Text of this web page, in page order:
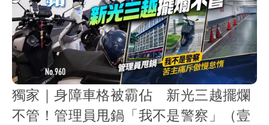
獨家｜身障車格被霸佔 新光三越擺爛
不管！管理員甩鍋「我不是警察」（壹